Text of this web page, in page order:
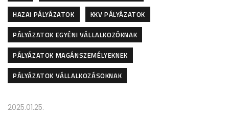
HAZAI PÁLYÁZATOK
KKV PÁLYÁZATOK
PÁLYÁZATOK EGYÉNI VÁLLALKOZÓKNAK
PÁLYÁZATOK MAGÁNSZEMÉLYEKNEK
PÁLYÁZATOK VÁLLALKOZÁSOKNAK
2025.01.25.